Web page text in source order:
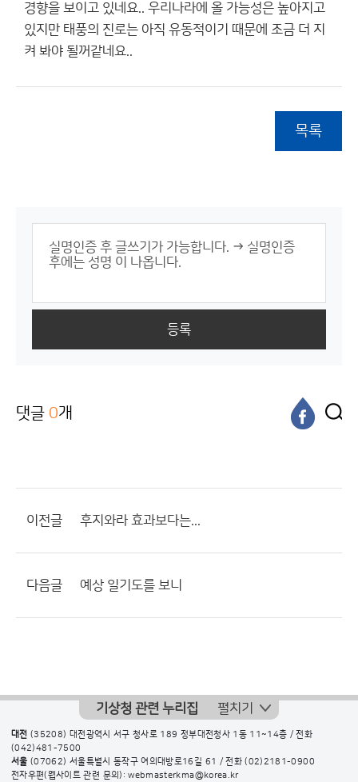
경향을 보이고 있네요.. 우리나라에 올 가능성은 높아지고
있지만 태풍의 진로는 아직 유동적이기 때문에 조금 더 지
켜 봐야 될꺼같네요..
목록
등록
댓글 0개
이전글 후지와라 효과보다는...
다음글 예상 일기도를 보니
기상청 관련 누리집 펼치기
대전 (35208) 대전광역시 서구 청사로 189 정부대전청사 1동 11~14층 / 전화
(042)481-7500
서울 (07062) 서울특별시 동작구 여의대방로16길 61 / 전화(02)2181-0900
전자우편(웹사이트 관련 문의): webmasterkma@korea.kr